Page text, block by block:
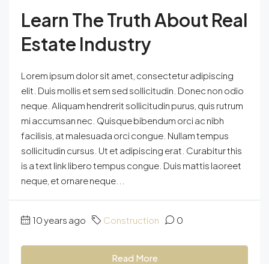
Learn The Truth About Real
Estate Industry
Lorem ipsum dolor sit amet, consectetur adipiscing
elit. Duis mollis et sem sed sollicitudin. Donec non odio
neque. Aliquam hendrerit sollicitudin purus, quis rutrum
mi accumsan nec. Quisque bibendum orci ac nibh
facilisis, at malesuada orci congue. Nullam tempus
sollicitudin cursus. Ut et adipiscing erat. Curabitur this
is a text link libero tempus congue. Duis mattis laoreet
neque, et ornare neque...
10 years ago Construction 0
Read More